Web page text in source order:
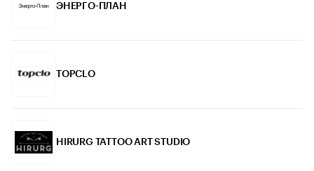
ЭНЕРГО-ПЛАН
TOPCLO
HIRURG TATTOO ART STUDIO